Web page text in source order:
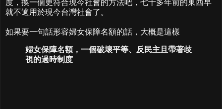
度，換一個更符合現今社會的方法吧，七十多年前的東西早
就不適用於現今台灣社會了。
如果要一句話形容婦女保障名額的話，大概是這樣
婦女保障名額，一個破壞平等、反民主且帶著歧
視的過時制度